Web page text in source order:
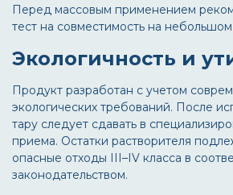
Перед массовым применением
тест на совместимость на небольшом
Экологичность и
Продукт разработан с учетом
экологических требований. После
тару следует сдавать в
приема. Остатки растворителя
опасные отходы III–IV класса в
законодательством.